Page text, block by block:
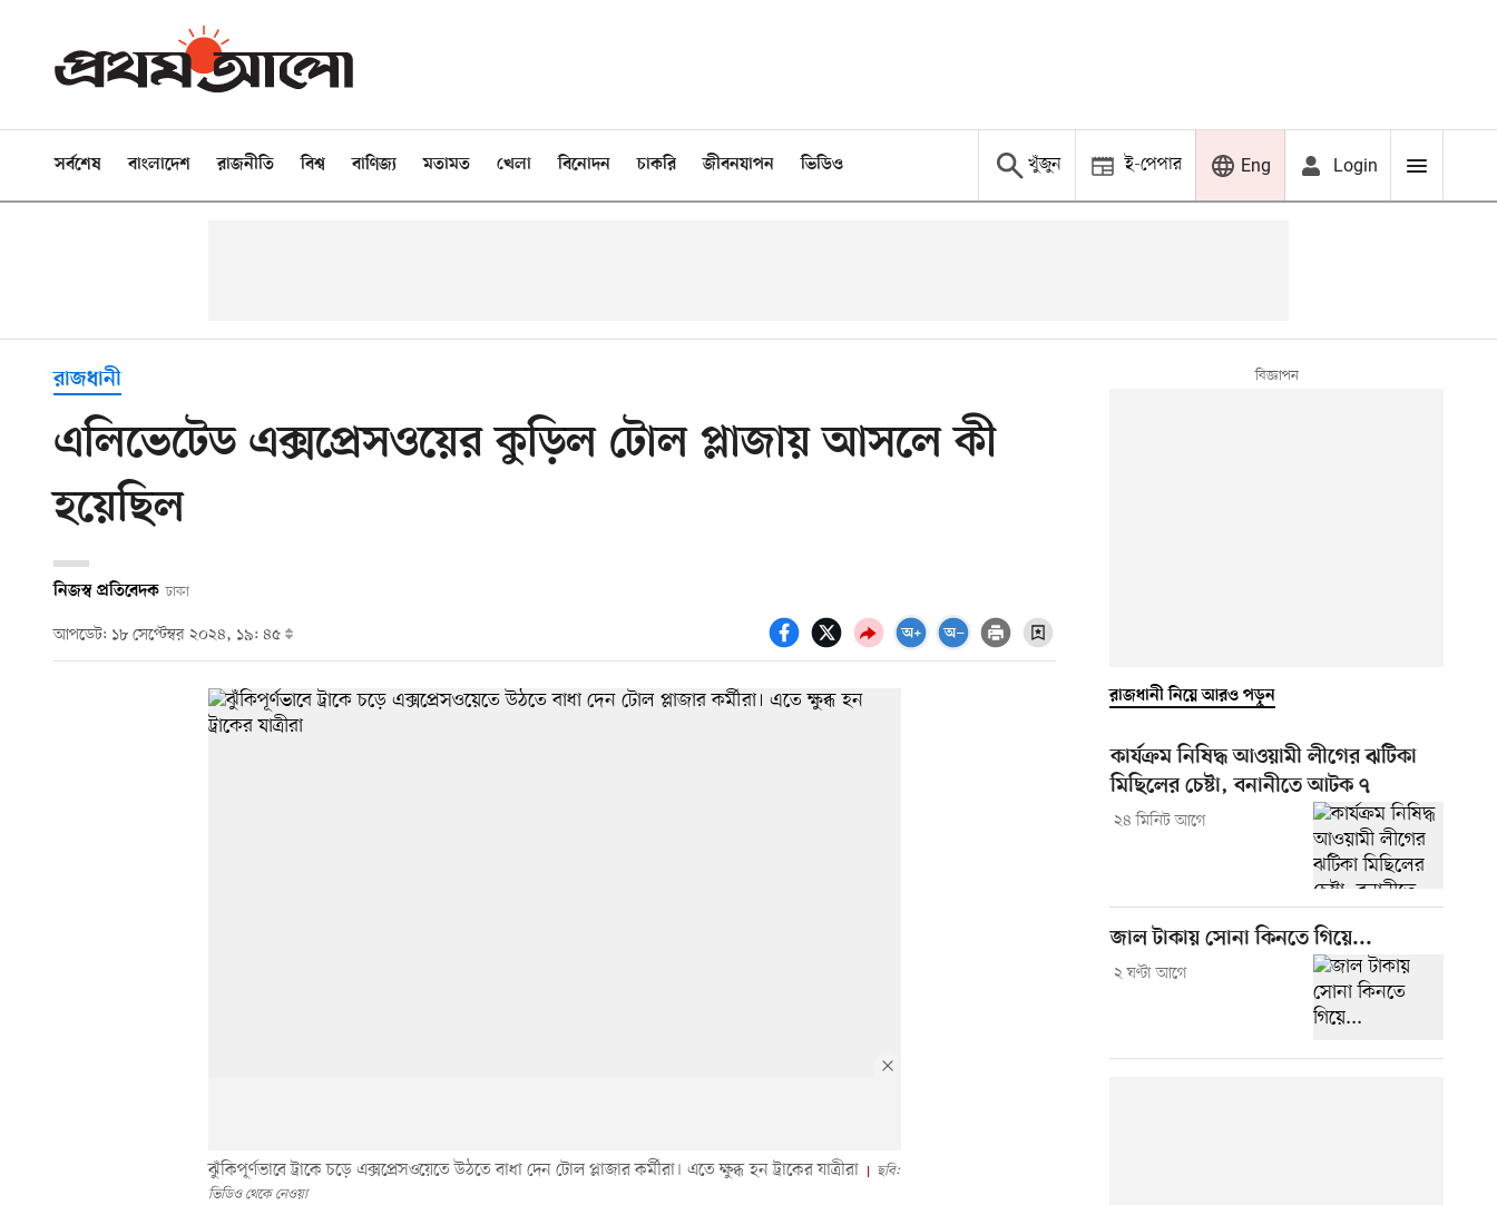
সর্বশেষ বাংলাদেশ রাজনীতি বিশ্ব বাণিজ্য মতামত খেলা বিনোদন চাকরি জীবনযাপন ভিডিও খুঁজুন ই-পেপার Eng Login
রাজধানী
এলিভেটেড এক্সপ্রেসওয়ের কুড়িল টোল প্লাজায় আসলে কী
হয়েছিল
নিজস্ব প্রতিবেদক ঢাকা
আপডেট: ১৮ সেপ্টেম্বর ২০২৪, ১৯: ৪৫
ঝুঁকিপূর্ণভাবে ট্রাকে চড়ে এক্সপ্রেসওয়েতে উঠতে বাধা দেন টোল প্লাজার কর্মীরা। এতে ক্ষুব্ধ হন ট্রাকের যাত্রীরা
ছবি:
ভিডিও থেকে নেওয়া
রাজধানী নিয়ে আরও পড়ুন
কার্যক্রম নিষিদ্ধ আওয়ামী লীগের ঝটিকা
মিছিলের চেষ্টা, বনানীতে আটক ৭
২৪ মিনিট আগে
জাল টাকায় সোনা কিনতে গিয়ে...
২ ঘণ্টা আগে